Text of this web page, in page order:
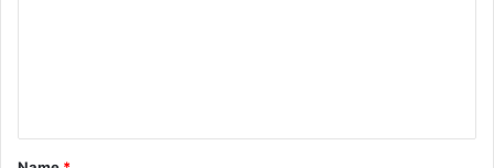
*